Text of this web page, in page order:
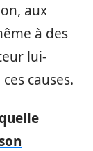
aux
à des
lui-
causes.